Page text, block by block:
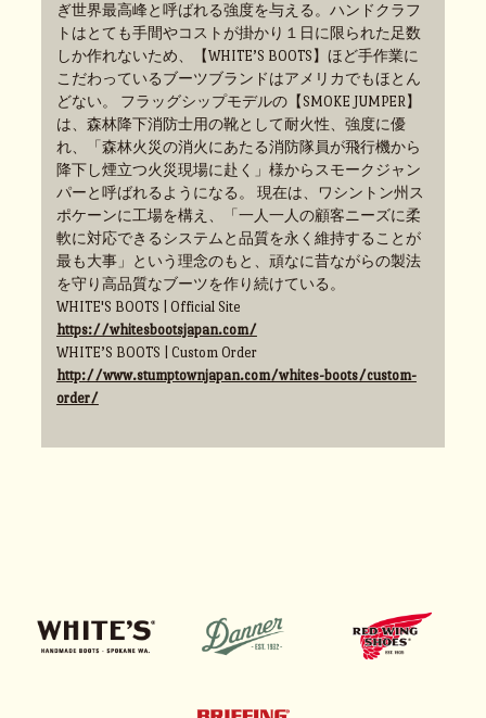
ぎ世界最高峰と呼ばれる強度を与える。ハンドクラフ
トはとても手間やコストが掛かり１日に限られた足数
しか作れないため、【WHITE’S BOOTS】ほど手作業に
こだわっているブーツブランドはアメリカでもほとん
どない。 フラッグシップモデルの【SMOKE JUMPER】
は、森林降下消防士用の靴として耐火性、強度に優
れ、「森林火災の消火にあたる消防隊員が飛行機から
降下し煙立つ火災現場に赴く」様からスモークジャン
パーと呼ばれるようになる。 現在は、ワシントン州ス
ポケーンに工場を構え、「一人一人の顧客ニーズに柔
軟に対応できるシステムと品質を永く維持することが
最も大事」という理念のもと、頑なに昔ながらの製法
を守り高品質なブーツを作り続けている。
WHITE'S BOOTS | Official Site
https://whitesbootsjapan.com/
WHITE’S BOOTS | Custom Order
http://www.stumptownjapan.com/whites-boots/custom-
order/